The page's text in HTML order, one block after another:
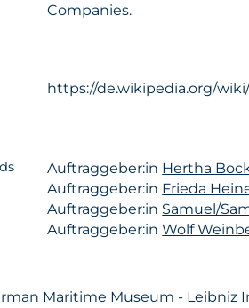
Companies.
https://de.wikipedia.org/
Auftraggeber:in Hertha
Auftraggeber:in Frieda
Auftraggeber:in Samuel/
Auftraggeber:inWolf
Maritime Museum - Leibniz